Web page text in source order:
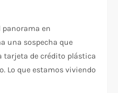
panorama en
una sospecha que
tarjeta de crédito plástica
Lo que estamos viviendo